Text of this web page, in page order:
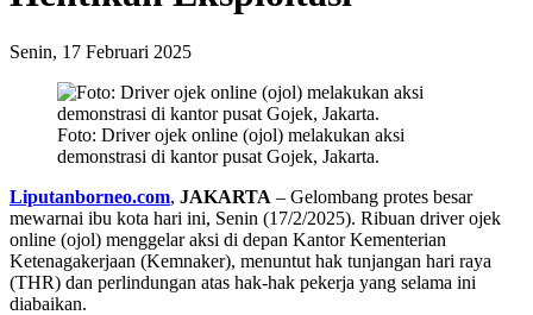
Senin, 17 Februari 2025
Foto: Driver ojek online (ojol) melakukan aksi
demonstrasi di kantor pusat Gojek, Jakarta.
Liputanborneo.com, JAKARTA – Gelombang protes besar
mewarnai ibu kota hari ini, Senin (17/2/2025). Ribuan driver ojek
online (ojol) menggelar aksi di depan Kantor Kementerian
Ketenagakerjaan (Kemnaker), menuntut hak tunjangan hari raya
(THR) dan perlindungan atas hak-hak pekerja yang selama ini
diabaikan.